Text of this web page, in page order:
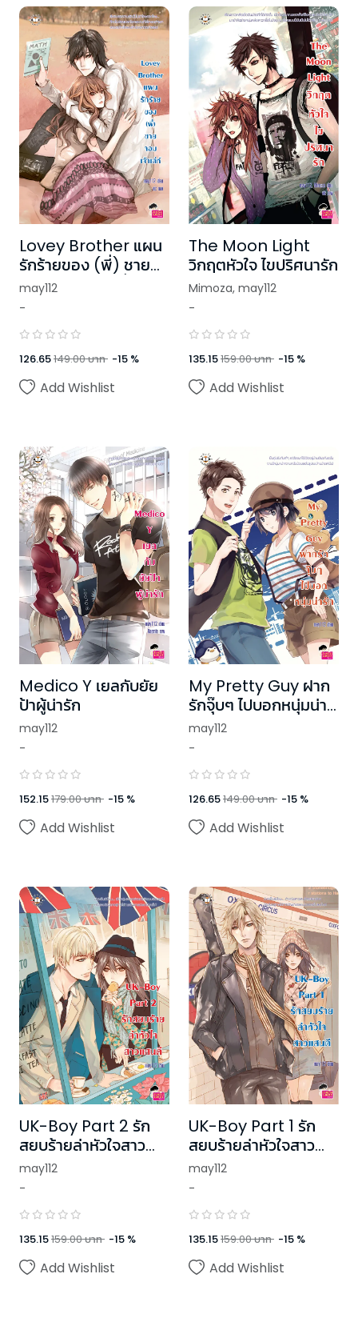
Lovey Brother แผน
รักร้ายของ (พี่) ชาย
จอมเจ้าเล่ห์ (เปลี่ยน
บาร์โค้ด)
may112
-
126.65149.00บาท -15 %
Add Wishlist
The Moon Light
วิกฤตหัวใจ ไขปริศนารัก
Mimoza, may112
-
135.15159.00บาท -15 %
Add Wishlist
Medico Y เยลกับยัย
ป้าผู้น่ารัก
may112
-
152.15179.00บาท -15 %
Add Wishlist
My Pretty Guy ฝาก
รักจุ๊บๆ ไปบอกหนุ่มน่า
รัก
may112
-
126.65149.00บาท -15 %
Add Wishlist
UK-Boy Part 2 รัก
สยบร้ายล่าหัวใจสาว
แสนดี
may112
-
135.15159.00บาท -15 %
Add Wishlist
UK-Boy Part 1 รัก
สยบร้ายล่าหัวใจสาว
แสนดี
may112
-
135.15159.00บาท -15 %
Add Wishlist